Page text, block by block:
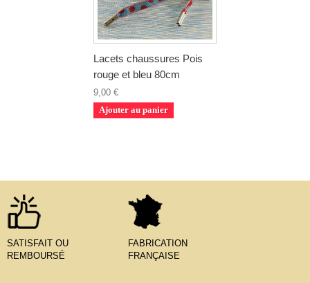
Lacets chaussures Pois
rouge et bleu 80cm
9,00 €
Ajouter au panier
SATISFAIT OU
REMBOURSÉ
FABRICATION
FRANÇAISE